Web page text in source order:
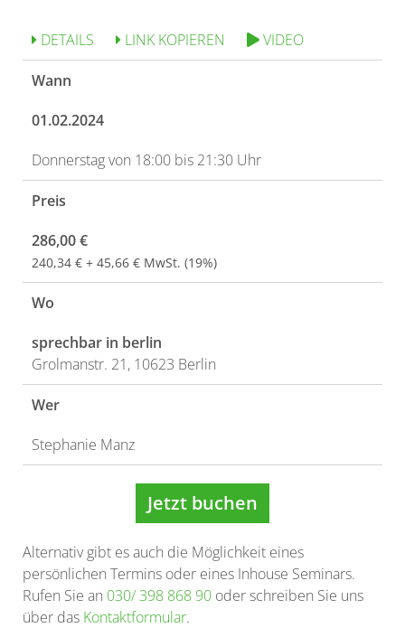
DETAILS LINK KOPIEREN VIDEO
Wann
01.02.2024
Donnerstag von 18:00 bis 21:30 Uhr
Preis
286,00 €
240,34 € + 45,66 € MwSt. (19%)
Wo
sprechbar in berlin
Grolmanstr. 21, 10623 Berlin
Wer
Stephanie Manz
Jetzt buchen
Alternativ gibt es auch die Möglichkeit eines
persönlichen Termins oder eines Inhouse Seminars.
Rufen Sie an 030/ 398 868 90 oder schreiben Sie uns
über das Kontaktformular.